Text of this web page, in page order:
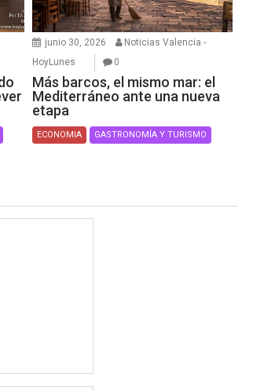
junio 30, 2026
Noticias Valencia -
HoyLunes
0
Más barcos, el mismo mar: el
Mediterráneo ante una nueva
etapa
ECONOMIA GASTRONOMÍA Y TURISMO